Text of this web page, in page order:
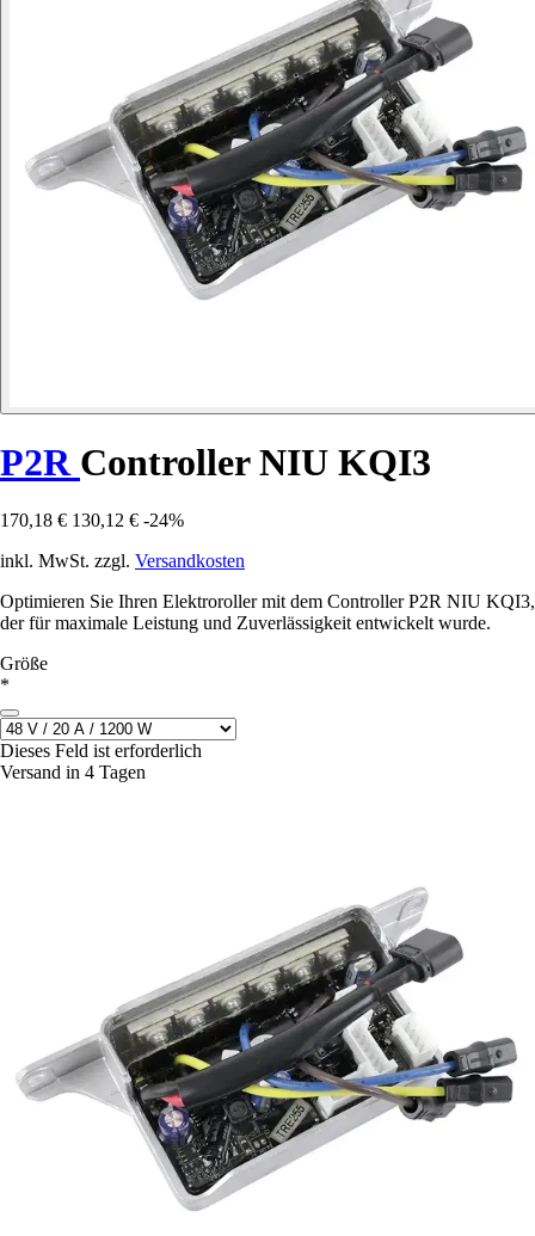
P2R Controller NIU KQI3
170,18 € 130,12 € -24%
inkl. MwSt. zzgl. Versandkosten
Optimieren Sie Ihren Elektroroller mit dem Controller P2R NIU KQI3,
der für maximale Leistung und Zuverlässigkeit entwickelt wurde.
Größe
*
Dieses Feld ist erforderlich
Versand in 4 Tagen